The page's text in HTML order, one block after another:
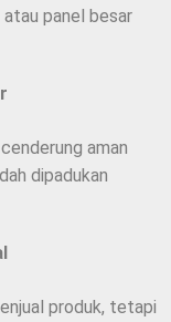
panel besar
aman
dipadukan
produk, tetapi